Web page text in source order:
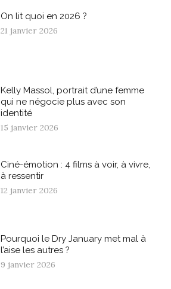
On lit quoi en 2026 ?
21 janvier 2026
Kelly Massol, portrait d’une femme
qui ne négocie plus avec son
identité
15 janvier 2026
Ciné-émotion : 4 films à voir, à vivre,
à ressentir
12 janvier 2026
Pourquoi le Dry January met mal à
l’aise les autres ?
9 janvier 2026